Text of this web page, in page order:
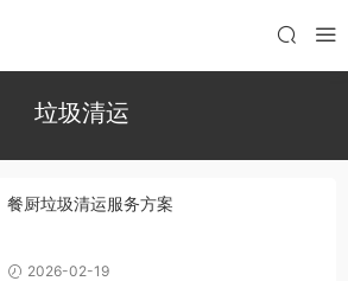
垃圾清运
餐厨垃圾清运服务方案
2026-02-19